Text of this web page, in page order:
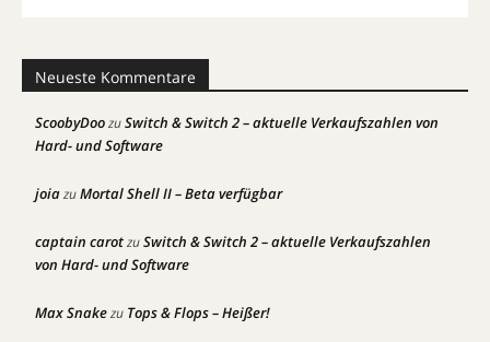
Neueste Kommentare
ScoobyDoozuSwitch & Switch 2 – aktuelle Verkaufszahlen von
Hard- und Software
joiazuMortal Shell II – Beta verfügbar
captain carotzuSwitch & Switch 2 – aktuelle Verkaufszahlen
von Hard- und Software
Max Snakezu Tops & Flops – Heißer!